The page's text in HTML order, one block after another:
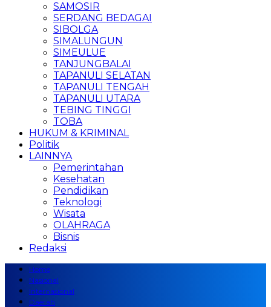
SAMOSIR
SERDANG BEDAGAI
SIBOLGA
SIMALUNGUN
SIMEULUE
TANJUNGBALAI
TAPANULI SELATAN
TAPANULI TENGAH
TAPANULI UTARA
TEBING TINGGI
TOBA
HUKUM & KRIMINAL
Politik
LAINNYA
Pemerintahan
Kesehatan
Pendidikan
Teknologi
Wisata
OLAHRAGA
Bisnis
Redaksi
Home
Nasional
Internasional
Daerah